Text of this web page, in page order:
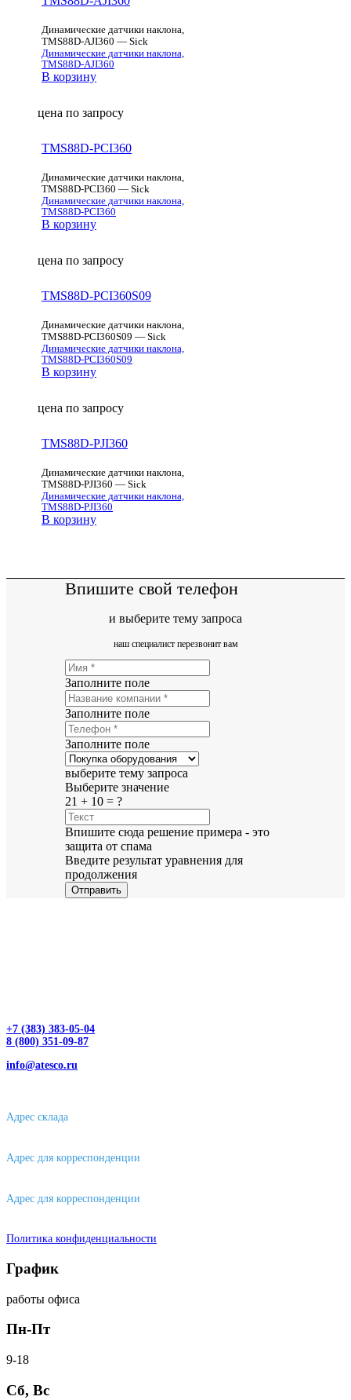
Динамические датчики наклона,
TMS88D-AJI360 — Sick
Динамические датчики наклона,
TMS88D-AJI360
В корзину
цена по запросу
TMS88D-PCI360
Динамические датчики наклона,
TMS88D-PCI360 — Sick
Динамические датчики наклона,
TMS88D-PCI360
В корзину
цена по запросу
TMS88D-PCI360S09
Динамические датчики наклона,
TMS88D-PCI360S09 — Sick
Динамические датчики наклона,
TMS88D-PCI360S09
В корзину
цена по запросу
TMS88D-PJI360
Динамические датчики наклона,
TMS88D-PJI360 — Sick
Динамические датчики наклона,
TMS88D-PJI360
В корзину
Впишите свой телефон
и выберите тему запроса
наш специалист перезвонит вам
Заполните поле
Заполните поле
Заполните поле
выберите тему запроса
Выберите значение
21 + 10 = ?
Впишите сюда решение примера - это
защита от спама
Введите результат уравнения для
продолжения
Отправить
+7 (383) 383-05-04
8 (800) 351-09-87
info@atesco.ru
Адрес склада
Адрес для корреспонденции
Адрес для корреспонденции
Политика конфиденциальности
График
работы офиса
Пн-Пт
9-18
Сб, Вс